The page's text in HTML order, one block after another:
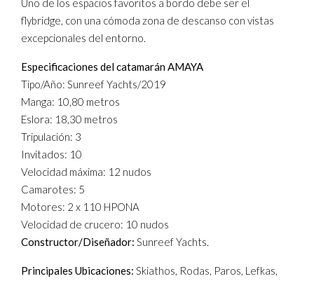
Uno de los espacios favoritos a bordo debe ser el
flybridge, con una cómoda zona de descanso con vistas
excepcionales del entorno.
Especificaciones del catamarán AMAYA
Tipo/Año: Sunreef Yachts/2019
Manga: 10,80 metros
Eslora: 18,30 metros
Tripulación: 3
Invitados: 10
Velocidad máxima: 12 nudos
Camarotes: 5
Motores: 2 x 110 HPONA
Velocidad de crucero: 10 nudos
Constructor/Diseñador: Sunreef Yachts.
Principales Ubicaciones: Skiathos, Rodas, Paros, Lefkas,